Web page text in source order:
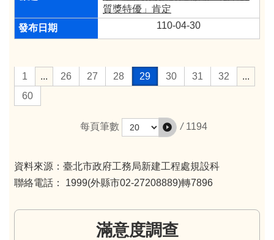
質獎特優」肯定
110-04-30
1 ... 26 27 28 29 30 31 32
...
60
每頁筆數 / 1194
資料來源：臺北市政府工務局新建工程處規設科
聯絡電話： 1999(外縣市02-27208889)轉7896
滿意度調查